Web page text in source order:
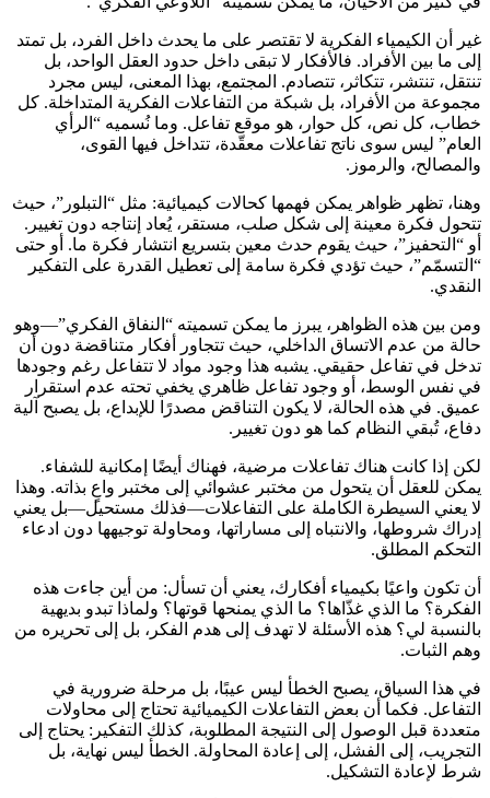
غير أن الكيمياء الفكرية لا تقتصر على ما يحدث داخل الفرد، بل تمتد
إلى ما بين الأفراد. فالأفكار لا تبقى داخل حدود العقل الواحد، بل
تنتقل، تنتشر، تتكاثر، تتصادم. المجتمع، بهذا المعنى، ليس مجرد
مجموعة من الأفراد، بل شبكة من التفاعلات الفكرية المتداخلة. كل
خطاب، كل نص، كل حوار، هو موقع تفاعل. وما نُسميه “الرأي
العام” ليس سوى ناتج تفاعلات معقّدة، تتداخل فيها القوى،
والمصالح، والرموز.
وهنا، تظهر ظواهر يمكن فهمها كحالات كيميائية: مثل “التبلور”، حيث
تتحول فكرة معينة إلى شكل صلب، مستقر، يُعاد إنتاجه دون تغيير.
أو “التحفيز”، حيث يقوم حدث معين بتسريع انتشار فكرة ما. أو حتى
“التسمّم”، حيث تؤدي فكرة سامة إلى تعطيل القدرة على التفكير
النقدي.
ومن بين هذه الظواهر، يبرز ما يمكن تسميته “النفاق الفكري”—وهو
حالة من عدم الاتساق الداخلي، حيث تتجاور أفكار متناقضة دون أن
تدخل في تفاعل حقيقي. يشبه هذا وجود مواد لا تتفاعل رغم وجودها
في نفس الوسط، أو وجود تفاعل ظاهري يخفي تحته عدم استقرار
عميق. في هذه الحالة، لا يكون التناقض مصدرًا للإبداع، بل يصبح آلية
دفاع، تُبقي النظام كما هو دون تغيير.
لكن إذا كانت هناك تفاعلات مرضية، فهناك أيضًا إمكانية للشفاء.
يمكن للعقل أن يتحول من مختبر عشوائي إلى مختبر واعٍ بذاته. وهذا
لا يعني السيطرة الكاملة على التفاعلات—فذلك مستحيل—بل يعني
إدراك شروطها، والانتباه إلى مساراتها، ومحاولة توجيهها دون ادعاء
التحكم المطلق.
أن تكون واعيًا بكيمياء أفكارك، يعني أن تسأل: من أين جاءت هذه
الفكرة؟ ما الذي غذّاها؟ ما الذي يمنحها قوتها؟ ولماذا تبدو بديهية
بالنسبة لي؟ هذه الأسئلة لا تهدف إلى هدم الفكر، بل إلى تحريره من
وهم الثبات.
في هذا السياق، يصبح الخطأ ليس عيبًا، بل مرحلة ضرورية في
التفاعل. فكما أن بعض التفاعلات الكيميائية تحتاج إلى محاولات
متعددة قبل الوصول إلى النتيجة المطلوبة، كذلك التفكير: يحتاج إلى
التجريب، إلى الفشل، إلى إعادة المحاولة. الخطأ ليس نهاية، بل
شرط لإعادة التشكيل.